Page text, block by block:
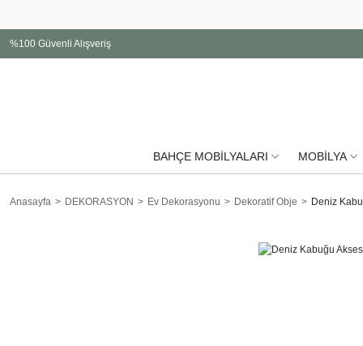
%100 Güvenli Alışveriş
BAHÇE MOBİLYALARI MOBİLYA
Anasayfa DEKORASYON Ev Dekorasyonu Dekoratif Obje Deniz